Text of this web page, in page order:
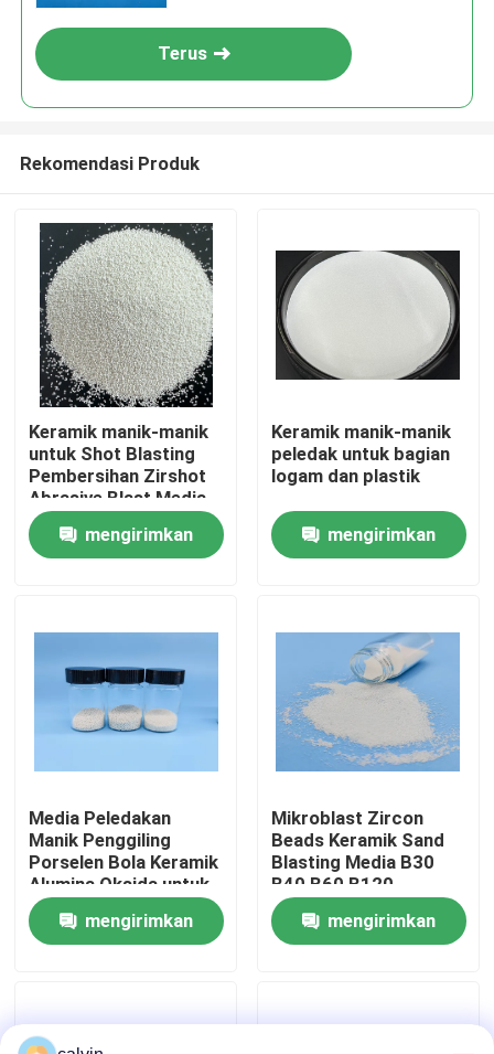
Rumah
Produk
Tentang kita
Kontrol kualitas
Quote request suatu
Media Peledakan Keramik
Abrasif Peledakan Keramik
Terus
Rekomendasi Produk
Keramik manik-manik
untuk Shot Blasting
Pembersihan Zirshot
Abrasive Blast Media
mengirimkan
Keramik manik-manik
peledak untuk bagian
logam dan plastik
mengirimkan
Media Peledakan
Manik Penggiling
Porselen Bola Keramik
Alumina Oksida untuk
Deburring Permukaan
& Pasir Pemoles 36
Disesuaikan
mengirimkan
Mikroblast Zircon
Beads Keramik Sand
Blasting Media B30
B40 B60 B120
mengirimkan